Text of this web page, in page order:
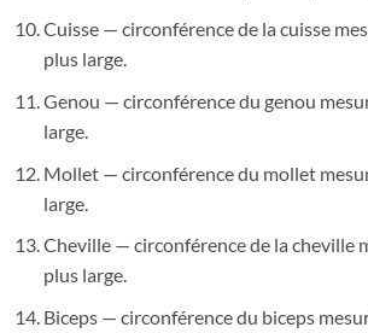
Cuisse — circonférence de la cuisse
plus large.
Genou — circonférence du genou
large.
Mollet — circonférence du mollet
large.
Cheville — circonférence de la cheville
plus large.
Biceps — circonférence du biceps